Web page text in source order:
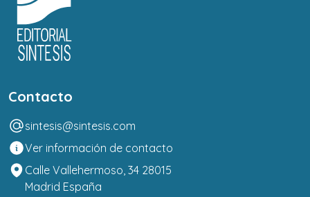
Contacto
sintesis@sintesis.com
Ver información de contacto
Calle Vallehermoso, 34 28015
Madrid España